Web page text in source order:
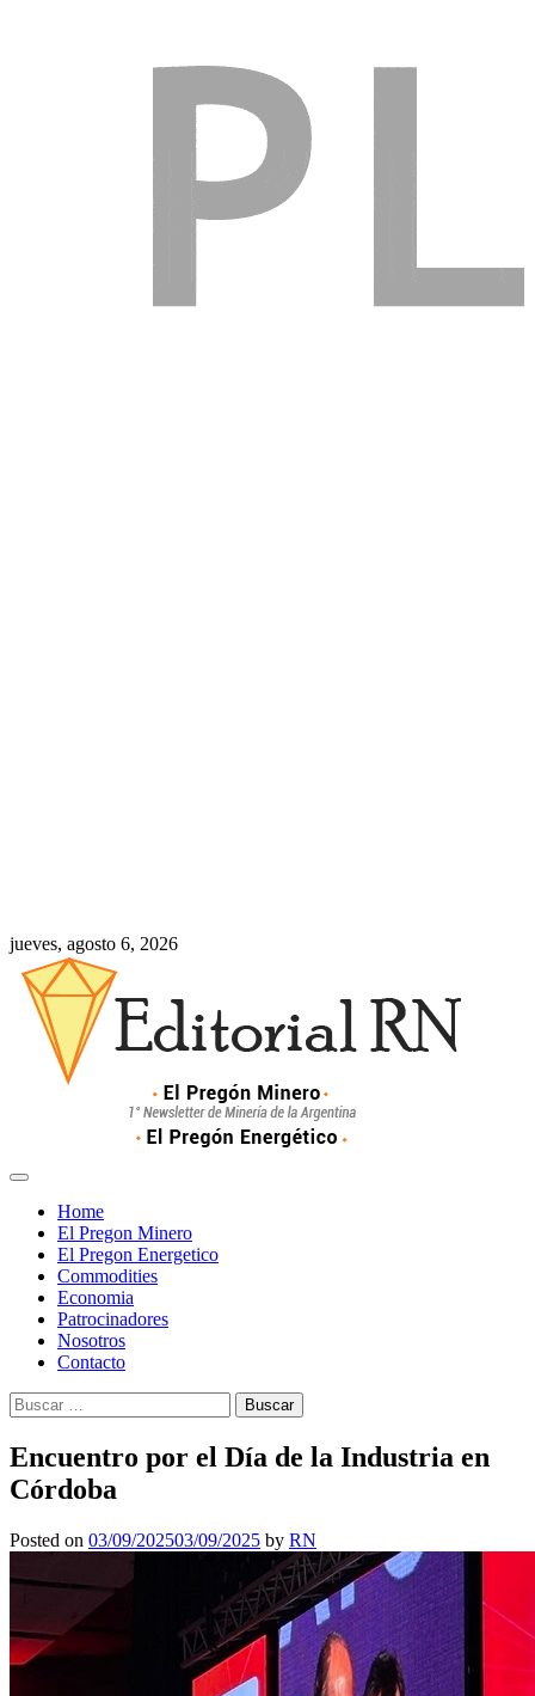
jueves, agosto 6, 2026
Home
El Pregon Minero
El Pregon Energetico
Commodities
Economia
Patrocinadores
Nosotros
Contacto
Buscar:
Encuentro por el Día de la Industria en
Córdoba
Posted on 03/09/202503/09/2025 by RN